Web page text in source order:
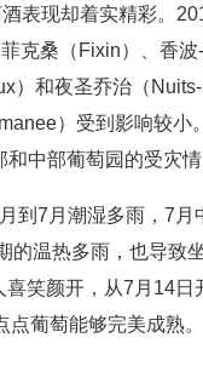
表现却着实精彩。
克桑（Fixin）、香
）和夜圣乔治（
）受到影响较
中部葡萄园的受灾
到7月潮湿多雨，7
的温热多雨，也导致
笑颜开，从7月14
葡萄能够完美成熟。